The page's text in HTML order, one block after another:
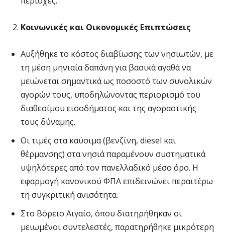
Κοινωνικές και Οικονομικές Επιπτώσεις
Αυξήθηκε το κόστος διαβίωσης των νησιωτών, με
τη μέση μηνιαία δαπάνη για βασικά αγαθά να
μειώνεται σημαντικά ως ποσοστό των συνολικών
αγορών τους, υποδηλώνοντας περιορισμό του
διαθεσίμου εισοδήματος και της αγοραστικής
τους δύναμης.
Οι τιμές στα καύσιμα (βενζίνη, diesel και
θέρμανσης) στα νησιά παραμένουν συστηματικά
υψηλότερες από τον πανελλαδικό μέσο όρο. Η
εφαρμογή κανονικού ΦΠΑ επιδεινώνει περαιτέρω
τη συγκριτική ανισότητα.
Στο Βόρειο Αιγαίο, όπου διατηρήθηκαν οι
μειωμένοι συντελεστές, παρατηρήθηκε μικρότερη